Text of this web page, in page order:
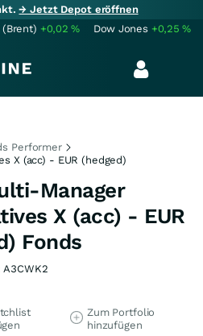
→ Jetzt Depot eröffnen
(Brent) +0,02% Dow Jones +0,25%
Performer
X (acc) - EUR (hedged)
Manager
X (acc) - EUR
Fonds
A3CWK2
Zum Portfolio
hinzufügen